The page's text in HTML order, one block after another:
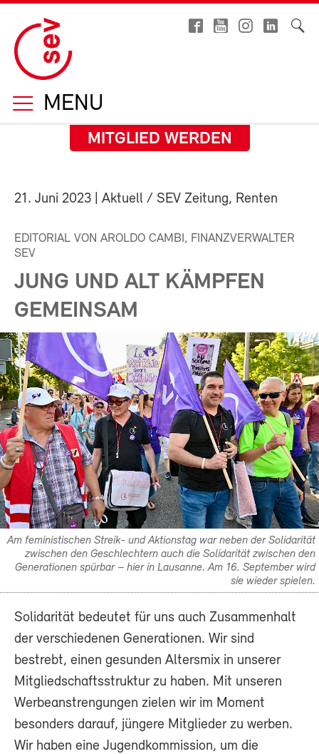
MENU
MITGLIED WERDEN
21. Juni 2023 | Aktuell / SEV Zeitung, Renten
EDITORIAL VON AROLDO CAMBI, FINANZVERWALTER
SEV
JUNG UND ALT KÄMPFEN
GEMEINSAM
Am feministischen Streik- und Aktionstag war neben der Solidarität
zwischen den Geschlechtern auch die Solidarität zwischen den
Generationen spürbar – hier in Lausanne. Am 16. September wird
sie wieder spielen.
Solidarität bedeutet für uns auch Zusammenhalt
der verschiedenen Generationen. Wir sind
bestrebt, einen gesunden Altersmix in unserer
Mitgliedschaftsstruktur zu haben. Mit unseren
Werbeanstrengungen zielen wir im Moment
besonders darauf, jüngere Mitglieder zu werben.
Wir haben eine Jugendkommission, um die